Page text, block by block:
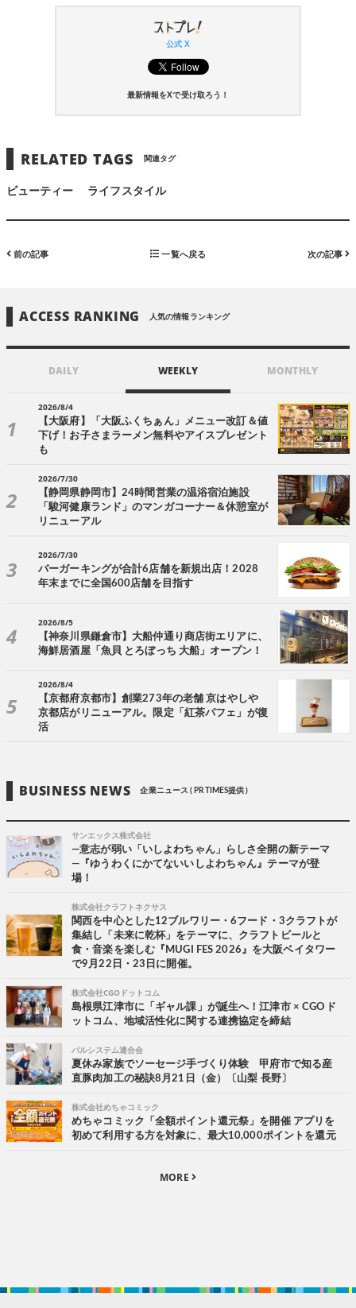
公式 X
最新情報をXで受け取ろう！
RELATED TAGS 関連タグ
ビューティー ライフスタイル
前の記事 一覧へ戻る 次の記事
ACCESS RANKING 人気の情報ランキング
DAILY WEEKLY MONTHLY
2026/8/4
【大阪府】「大阪ふくちぁん」メニュー改訂＆値
下げ！お子さまラーメン無料やアイスプレゼント
も
2026/7/30
【静岡県静岡市】24時間営業の温浴宿泊施設
「駿河健康ランド」のマンガコーナー＆休憩室が
リニューアル
2026/7/30
バーガーキングが合計6店舗を新規出店！2028
年末までに全国600店舗を目指す
2026/8/5
【神奈川県鎌倉市】大船仲通り商店街エリアに、
海鮮居酒屋「魚貝 とろぼっち 大船」オープン！
2026/8/4
【京都府京都市】創業273年の老舗 京はやしや
京都店がリニューアル。限定「紅茶パフェ」が復
活
BUSINESS NEWS 企業ニュース ( PR TIMES提供 )
サンエックス株式会社
―意志が弱い「いしよわちゃん」らしさ全開の新テーマ
―『ゆうわくにかてないいしよわちゃん』テーマが登
場！
株式会社クラフトネクサス
関西を中心とした12ブルワリー・6フード・3クラフトが
集結し「未来に乾杯」をテーマに、クラフトビールと
食・音楽を楽しむ『MUGI FES 2026』を大阪ベイタワー
で9月22日・23日に開催。
株式会社CGOドットコム
島根県江津市に「ギャル課」が誕生へ！江津市 × CGOド
ットコム、地域活性化に関する連携協定を締結
パルシステム連合会
夏休み家族でソーセージ手づくり体験 甲府市で知る産
直豚肉加工の秘訣8月21日（金）〔山梨 長野〕
株式会社めちゃコミック
めちゃコミック「全額ポイント還元祭」を開催 アプリを
初めて利用する方を対象に、最大10,000ポイントを還元
MORE